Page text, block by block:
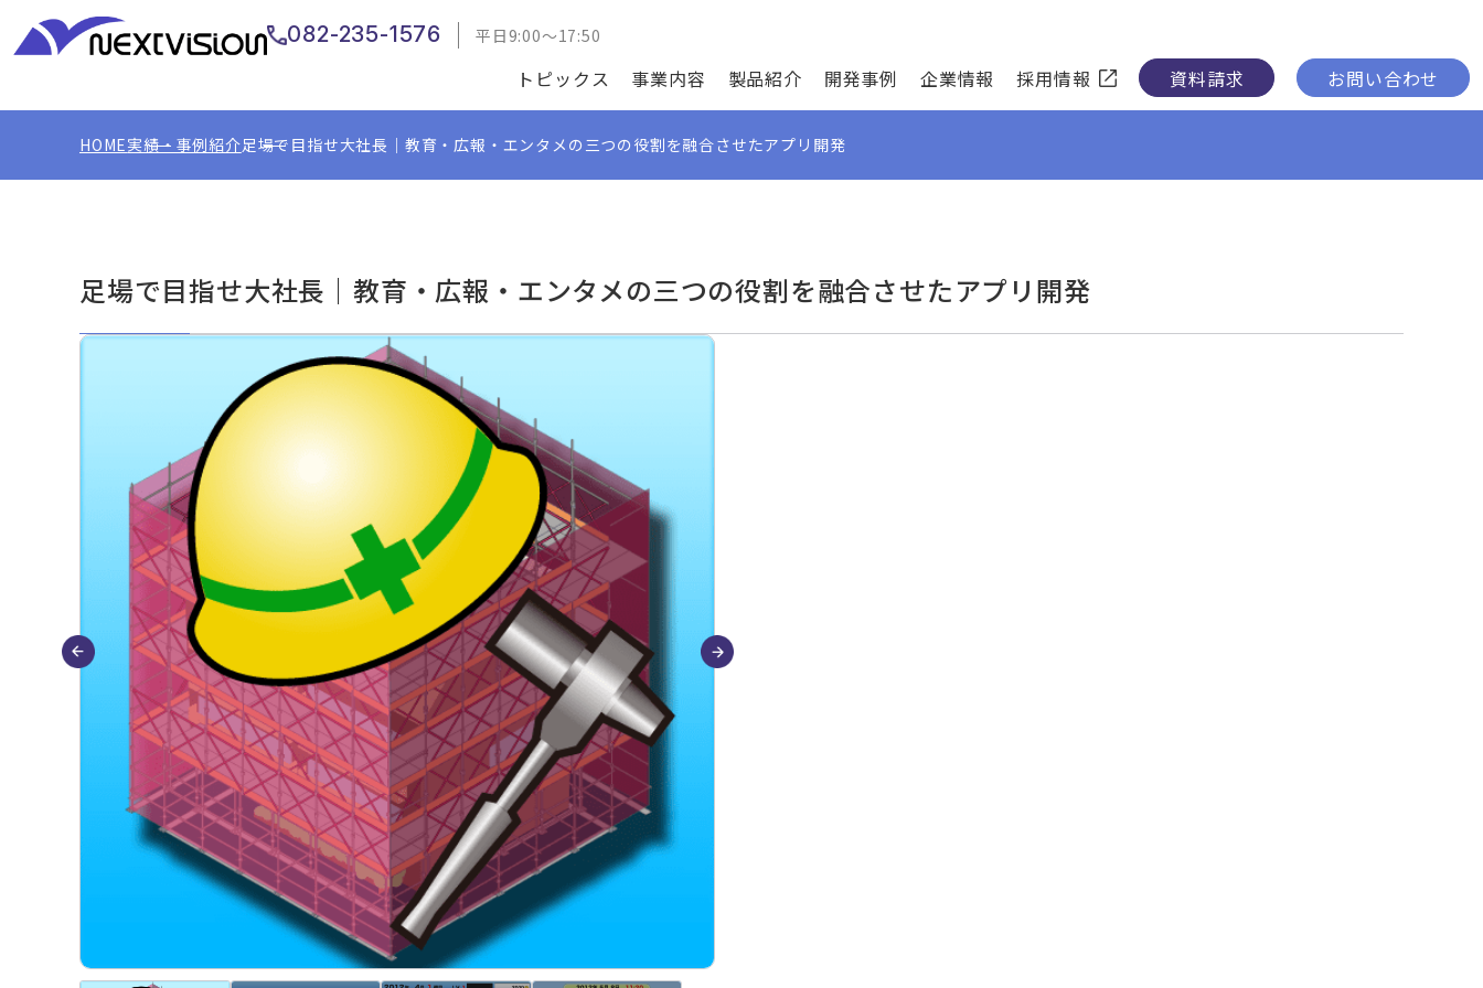
トピックス 事業内容 製品紹介 開発事例 企業情報 採用情報 資料請求 お問い合わせ
082-235-1576 平日9:00～17:50
HOME実績・事例紹介足場で目指せ大社長｜教育・広報・エンタメの三つの役割を融合させたアプリ開発
足場で目指せ大社長｜教育・広報・エンタメの三つの役割を融合させたアプリ開発